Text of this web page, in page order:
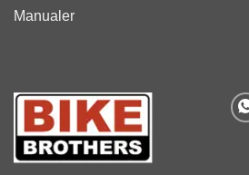
Manualer